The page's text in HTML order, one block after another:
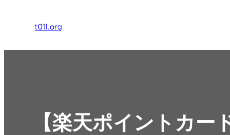
ス
t011.org
【楽天ポイントカ